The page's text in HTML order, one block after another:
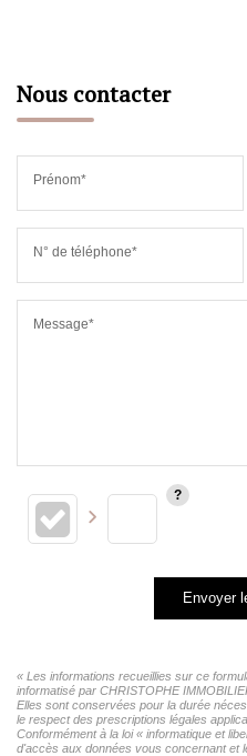
Nous contacter
Prénom*
N° de téléphone*
Message*
Envoyer
« Les informations recueillies sur ce
informatisé par CHRISTOPHE
Elles sont conservées pour la durée
le respect des prescriptions légales
Conformément à la loi « informatique et
d'accès aux données vous concernant et